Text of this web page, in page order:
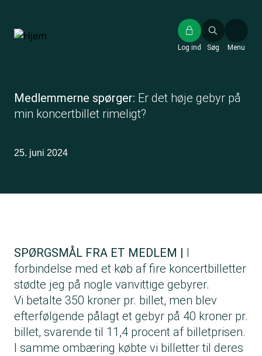
hovedindhold
Søg
Log ind Menu
Medlemmerne spørger: Er det høje gebyr på
min koncertbillet rimeligt?
25. juni 2024
SPØRGSMÅL FRA ET MEDLEM | I
forbindelse med et køb af fire koncertbilletter
stødte jeg på nogle vanvittige gebyrer.
Vi betalte 350 kroner pr. billet, men blev
efterfølgende pålagt et gebyr på 40 kroner pr.
billet, svarende til 11,4 procent af billetprisen.
I samme ombæring købte vi billetter til deres